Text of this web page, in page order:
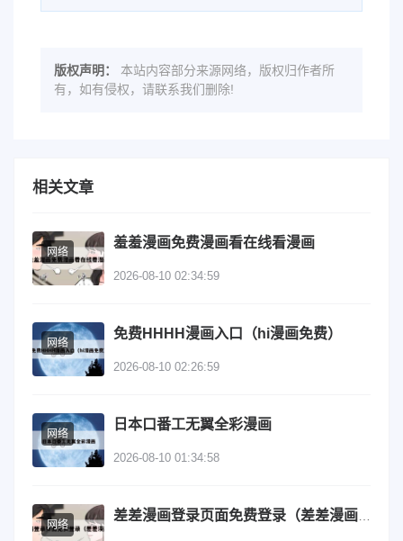
版权声明：
本站内容部分来源网络，版权归作者所
有，如有侵权，请联系我们删除!
相关文章
网络
羞羞漫画免费漫画看在线看漫画
2026-08-10 02:34:59
网络
免费HHHH漫画入口（hi漫画免费）
2026-08-10 02:26:59
网络
日本口番工无翼全彩漫画
2026-08-10 01:34:58
网络